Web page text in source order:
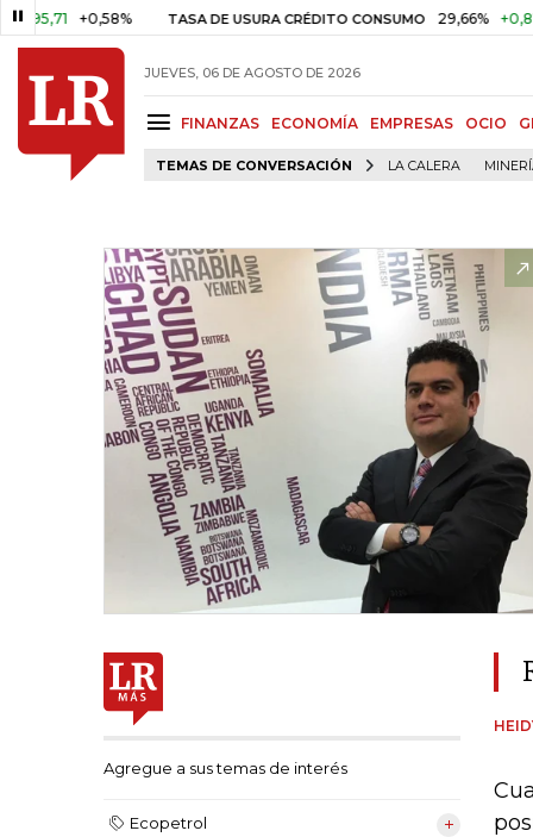
+0,58% TASA DE USURA CRÉDITO CONSUMO 29,66% +0,87%
JUEVES, 06 DE AGOSTO DE 2026
FINANZAS ECONOMÍA EMPRESAS OCIO
TEMAS DE CONVERSACIÓN LA CALERA
Agregue a sus temas de interés
Ecopetrol